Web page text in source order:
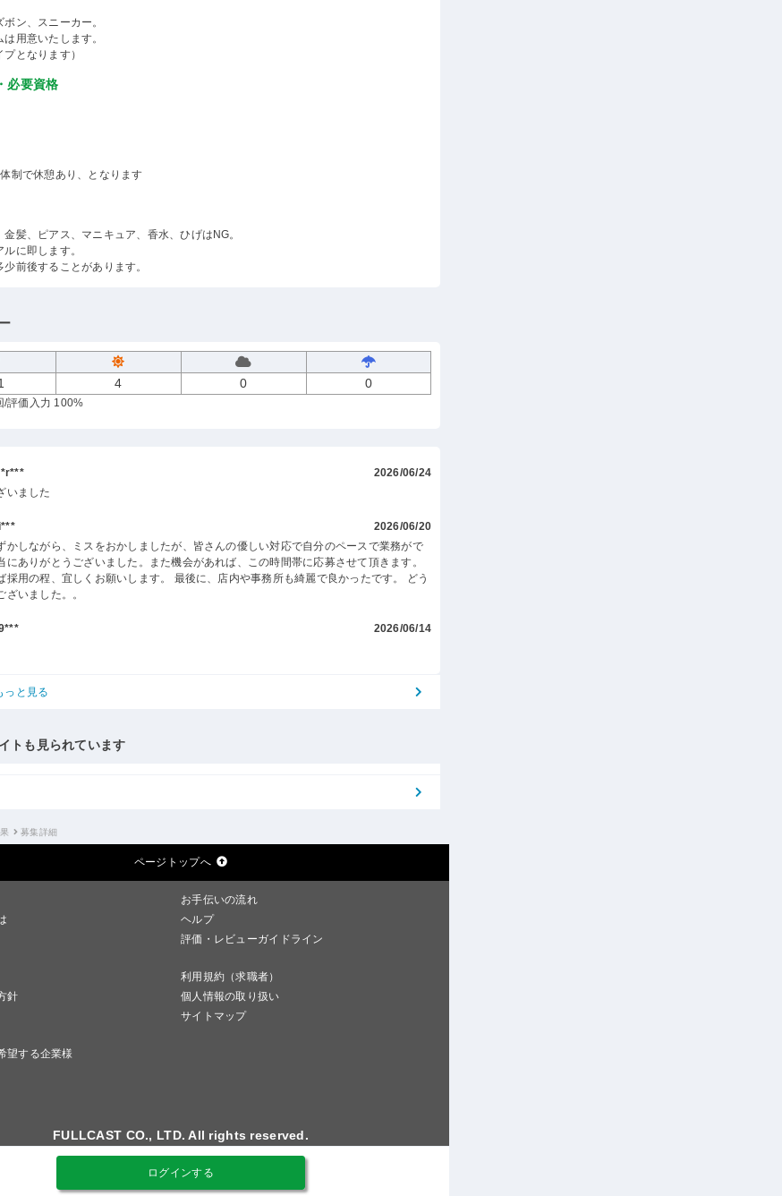
ログインする
ン、スニーカー。
用意いたします。
プとなります）
必要資格
制で休憩あり、となります
金髪、ピアス、マニキュア、香水、ひげはNG。
に即します。
前後することがあります。
4 0 0
/評価入力 100%
2026/06/24
いました
2026/06/20
かしながら、ミスをおかしましたが、皆さんの優しい対応で自分のペースで業務がで
にありがとうございました。また機会があれば、この時間帯に応募させて頂きます。
採用の程、宜しくお願いします。 最後に、店内や事務所も綺麗で良かったです。 どう
ざいました。。
2026/06/14
っと見る
トも見られています
募集詳細
ページトップへ
お手伝いの流れ
ヘルプ
評価・レビューガイドライン
利用規約（求職者）
針
個人情報の取り扱い
サイトマップ
望する企業様
FULLCAST CO., LTD. All rights reserved.